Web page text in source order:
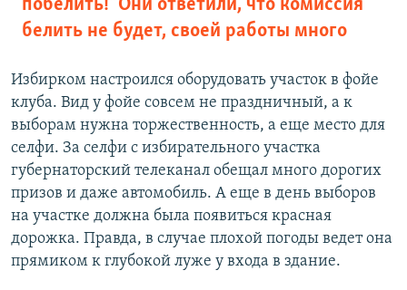
побелить!" Они ответили, что комиссия
белить не будет, своей работы много
Избирком настроился оборудовать участок в фойе
клуба. Вид у фойе совсем не праздничный, а к
выборам нужна торжественность, а еще место для
селфи. За селфи с избирательного участка
губернаторский телеканал обещал много дорогих
призов и даже автомобиль. А еще в день выборов
на участке должна была появиться красная
дорожка. Правда, в случае плохой погоды ведет она
прямиком к глубокой луже у входа в здание.